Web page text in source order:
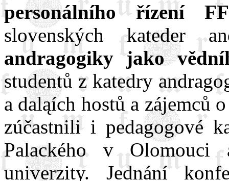
personálního řízení
slovenských kateder
andragogiky jako
studentů z katedry
a daląích hostů a zájemců
zúčastnili i pedagogové
Palackého v Olomouci
univerzity. Jednání